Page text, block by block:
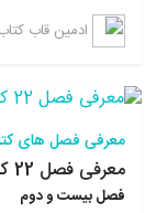
برای کسایی که
ماندگاری آموخته
چطوری بدون رفتن به
کتاب بر خلاف
و در پایان هر فصل
مطالب رو در ذهن
ادمین قاب
معرفی فصل های
معرفی فصل 22 کتاب لطفاجلوی موفقیت خود را نگیرید
فصل بیست و دوم